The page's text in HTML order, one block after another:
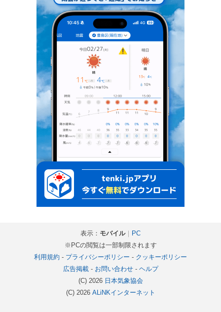
表示： モバイル｜ PC
※PCの閲覧は一部制限されます
利用規約 - プライバシーポリシー - クッキーポリシー
広告掲載- お問い合わせ- ヘルプ
(C) 2026 日本気象協会
(C) 2026 ALiNKインターネット